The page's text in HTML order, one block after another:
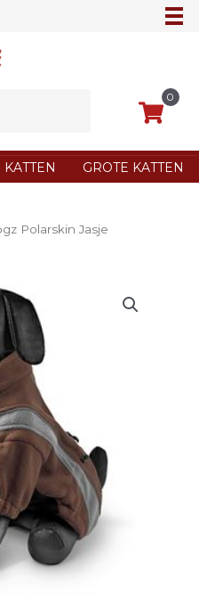
0
KATTEN GROTE KATTEN
Polarskin Jasje